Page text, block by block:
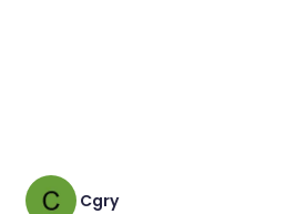
Cgry